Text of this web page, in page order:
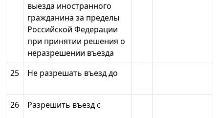
выезда иностранного
гражданина за пределы
Российской Федерации
при принятии решения о
неразрешении въезда
25
Не разрешать въезд до
26 Разрешить въезд с